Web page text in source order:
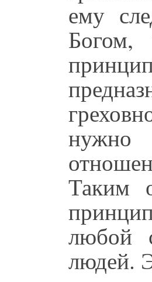
ему
Богом,
нужно
Таким
любой
людей.